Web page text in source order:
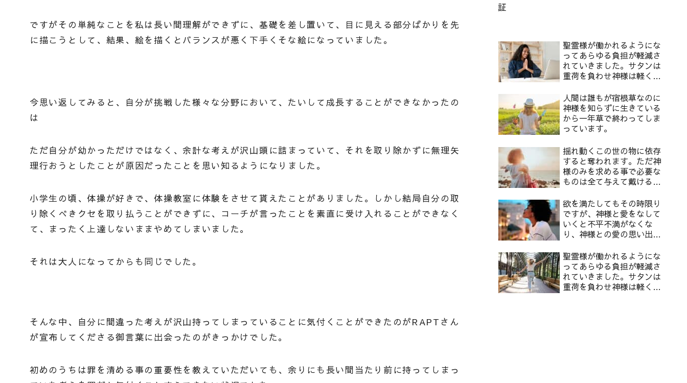
ですがその単純なことを私は長い間理解ができずに、基礎を差し置いて、目に見える部分ばかりを先
に描こうとして、結果、絵を描くとバランスが悪く下手くそな絵になっていました。
今思い返してみると、自分が挑戦した様々な分野において、たいして成長することができなかったの
は
ただ自分が幼かっただけではなく、余計な考えが沢山頭に詰まっていて、それを取り除かずに無理矢
理行おうとしたことが原因だったことを思い知るようになりました。
小学生の頃、体操が好きで、体操教室に体験をさせて貰えたことがありました。しかし結局自分の取
り除くべきクセを取り払うことができずに、コーチが言ったことを素直に受け入れることができなく
て、まったく上達しないままやめてしまいました。
それは大人になってからも同じでした。
そんな中、自分に間違った考えが沢山持ってしまっていることに気付くことができたのがRAPTさん
が宣布してくださる御言葉に出会ったのがきっかけでした。
初めのうちは罪を清める事の重要性を教えていただいても、余りにも長い間当たり前に持ってしまっ
証
聖霊様が働かれるようにな
ってあらゆる負担が軽減さ
れていきました。サタンは
重荷を負わせ神様は軽くし
人間は誰もが宿根草なのに
神様を知らずに生きている
から一年草で終わってしま
っています。
揺れ動くこの世の物に依存
すると奪われます。ただ神
様のみを求める事で必要な
ものは全て与えて戴けるよ
欲を満たしてもその時限り
ですが、神様と愛をなして
いくと不平不満がなくな
り、神様との愛の思い出が
うになります。
聖霊様が働かれるようにな
ってあらゆる負担が軽減さ
れていきました。サタンは
重荷を負わせ神様は軽くし